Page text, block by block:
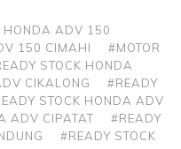
HONDA ADV 150
150 CIMAHI
#MOTOR
STOCK HONDA
CIKALONG
#READY
STOCK HONDA ADV
ADV CIPATAT
#READY
#READY STOCK